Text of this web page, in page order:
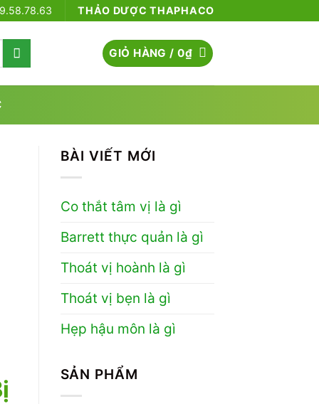
THẢO DƯỢC THAPHACO
GIỎ HÀNG /0₫
BÀI VIẾT MỚI
Co thắt tâm vị là gì
Barrett thực quản là gì
Thoát vị hoành là gì
Thoát vị bẹn là gì
Hẹp hậu môn là gì
SẢN PHẨM